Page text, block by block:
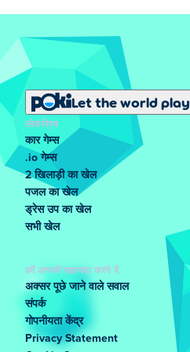
Let the world play
लोकप्रिय
कार गेम्स
.io गेम्स
2 खिलाड़ी का खेल
पजल का खेल
ड्रेस उप का खेल
सभी खेल
हमें आपकी सहायता करने दें
अक्सर पूछे जाने वाले सवाल
संपर्क
गोपनीयता केंद्र
Privacy Statement